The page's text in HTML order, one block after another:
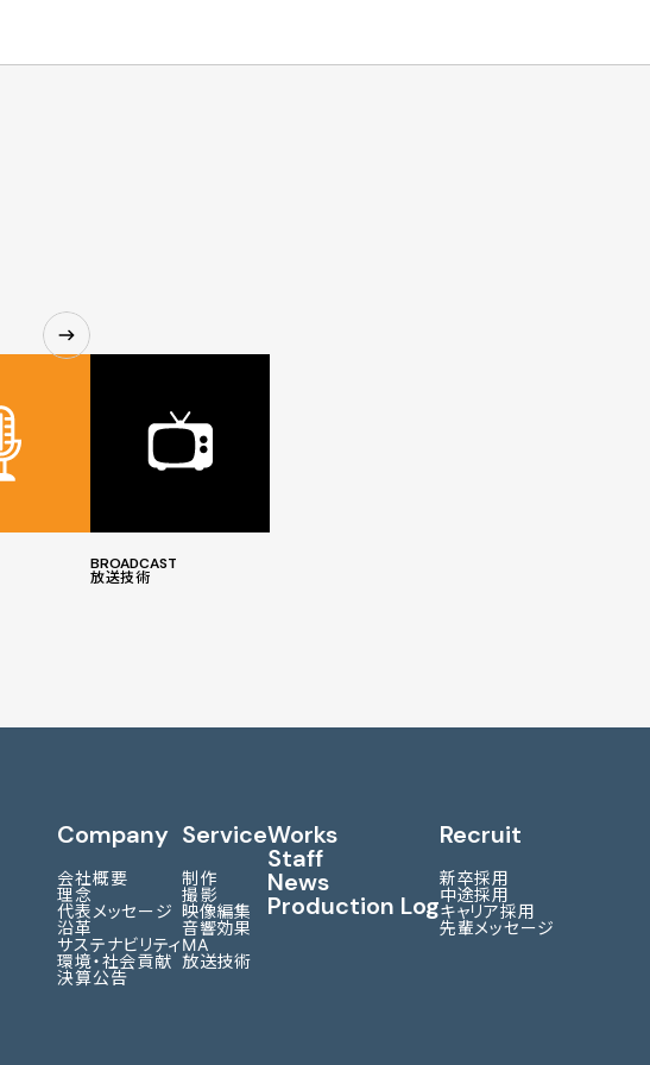
BROADCAST
放送技術
Company
会社概要
理念
代表メッセージ
沿革
サステナビリティ
環境・社会貢献
決算公告
Service
制作
撮影
映像編集
音響効果
MA
放送技術
Works
Staff
News
Production Log
Recruit
新卒採用
中途採用
キャリア採用
先輩メッセージ